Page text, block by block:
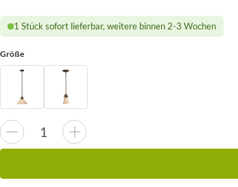
1 Stück sofort lieferbar, weitere binnen 2-3 Wochen
Größe